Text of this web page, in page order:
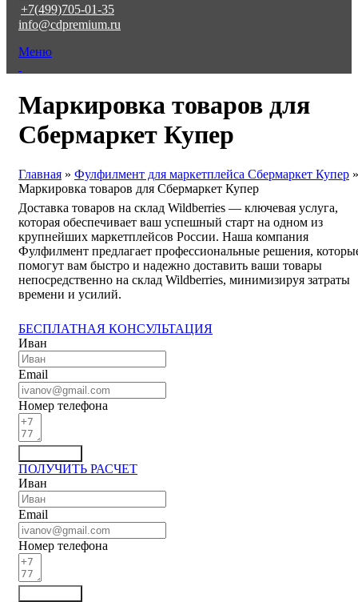
+7(499)705-01-35
info@cdpremium.ru
Меню
Маркировка товаров для
Сбермаркет Купер
Главная » Фулфилмент для маркетплейса Сбермаркет Купер »
Маркировка товаров для Сбермаркет Купер
Доставка товаров на склад Wildberries — ключевая услуга,
которая обеспечивает ваш успешный старт на одном из
крупнейших маркетплейсов России. Наша компания
Фулфилмент предлагает профессиональные решения,
помогут вам быстро и надежно доставить ваши товары
непосредственно на склад Wildberries, минимизируя затраты
времени и усилий.
БЕСПЛАТНАЯ КОНСУЛЬТАЦИЯ
Иван
Email
Номер телефона
ПОЛУЧИТЬ РАСЧЕТ
Иван
Email
Номер телефона